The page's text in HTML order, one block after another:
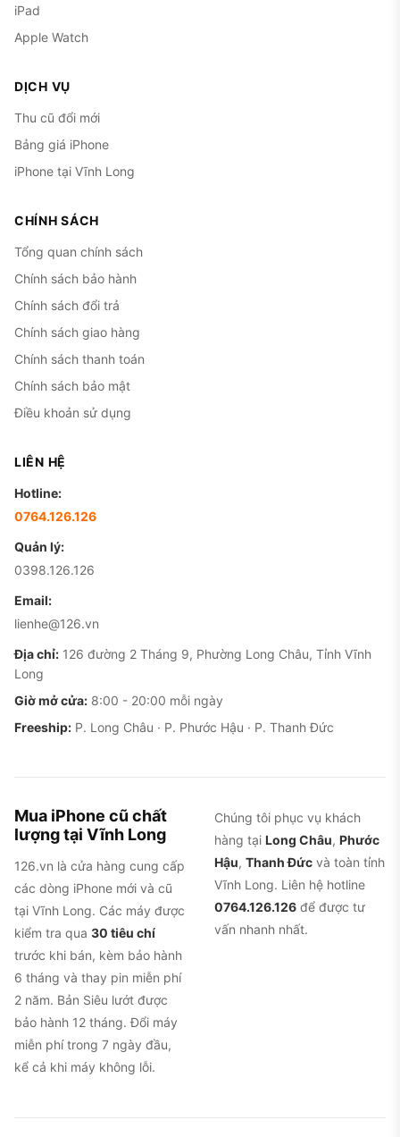
iPad
Apple Watch
DỊCH VỤ
Thu cũ đổi mới
Bảng giá iPhone
iPhone tại Vĩnh Long
CHÍNH SÁCH
Tổng quan chính sách
Chính sách bảo hành
Chính sách đổi trả
Chính sách giao hàng
Chính sách thanh toán
Chính sách bảo mật
Điều khoản sử dụng
LIÊN HỆ
Hotline:
0764.126.126
Quản lý:
0398.126.126
Email:
lienhe@126.vn
Địa chỉ: 126 đường 2 Tháng 9, Phường Long Châu, Tỉnh Vĩnh
Long
Giờ mở cửa: 8:00 - 20:00 mỗi ngày
Freeship: P. Long Châu · P. Phước Hậu · P. Thanh Đức
Mua iPhone cũ chất
lượng tại Vĩnh Long
126.vn là cửa hàng cung cấp
các dòng iPhone mới và cũ
tại Vĩnh Long. Các máy được
kiểm tra qua 30 tiêu chí
trước khi bán, kèm bảo hành
6 tháng và thay pin miễn phí
2 năm. Bản Siêu lướt được
bảo hành 12 tháng. Đổi máy
miễn phí trong 7 ngày đầu,
kể cả khi máy không lỗi.
Chúng tôi phục vụ khách
hàng tại Long Châu, Phước
Hậu, Thanh Đức và toàn tỉnh
Vĩnh Long. Liên hệ hotline
0764.126.126 để được tư
vấn nhanh nhất.